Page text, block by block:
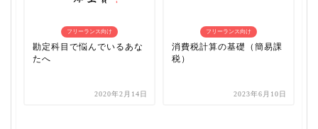
フリーランス向け
勘定科目で悩んでいるあな
たへ
2020年2月14日
フリーランス向け
消費税計算の基礎（簡易課
税）
2023年6月10日